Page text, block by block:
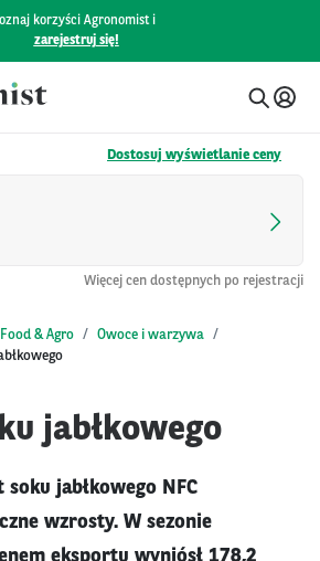
korzyści Agronomist i
zarejestruj się!
Dostosuj wyświetlanie ceny
Więcej cen dostępnych po rejestracji
& Agro
Owoce i warzywa
jabłkowego
jabłkowego NFC
wzrosty. W sezonie
eksportu wyniósł 178,2